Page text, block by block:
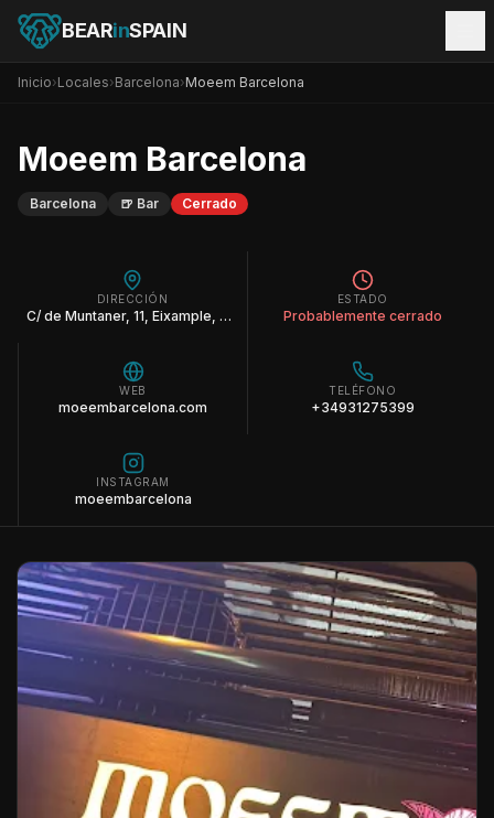
BEARinSPAIN
Inicio›Locales›Barcelona›Moeem Barcelona
Moeem Barcelona
Barcelona 🍺 Bar Cerrado
DIRECCIÓN
C/ de Muntaner, 11, Eixample, 08011 Barcelona
ESTADO
Probablemente cerrado
WEB
moeembarcelona.com
TELÉFONO
+34931275399
INSTAGRAM
moeembarcelona